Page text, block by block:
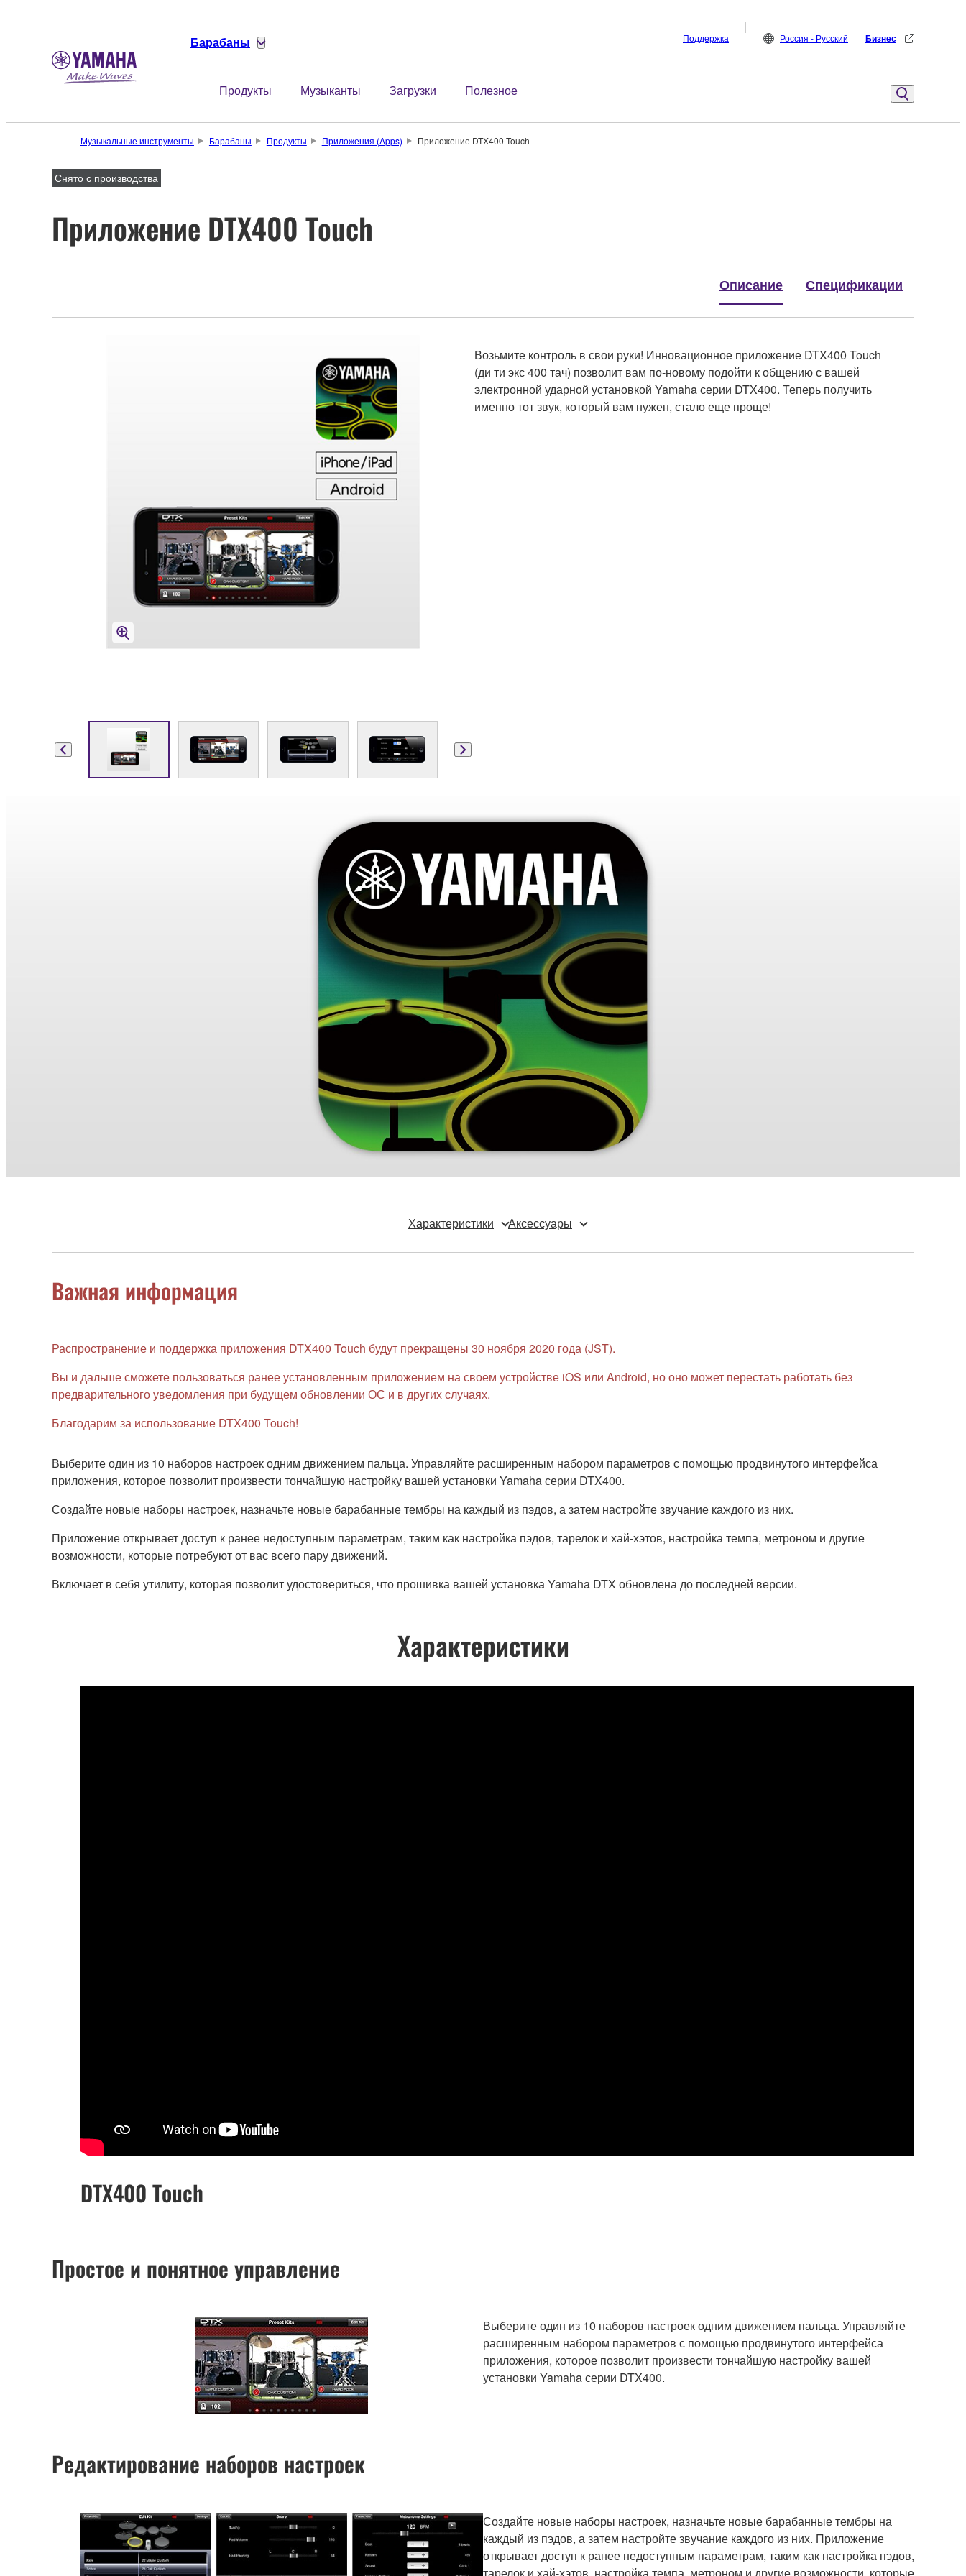
Барабаны
Продукты Музыканты Загрузки Полезное
Поддержка Россия - Русский Бизнес
Музыкальные инструменты Барабаны Продукты Приложения (Apps) Приложение DTX400 Touch
Снято с производства
Приложение DTX400 Touch
Описание Спецификации
Возьмите контроль в свои руки! Инновационное приложение DTX400 Touch
(ди ти экс 400 тач) позволит вам по-новому подойти к общению с вашей
электронной ударной установкой Yamaha серии DTX400. Теперь получить
именно тот звук, который вам нужен, стало еще проще!
Характеристики Аксессуары
Важная информация
Распространение и поддержка приложения DTX400 Touch будут прекращены 30 ноября 2020 года (JST).
Вы и дальше сможете пользоваться ранее установленным приложением на своем устройстве iOS или Android, но оно может перестать работать без
предварительного уведомления при будущем обновлении ОС и в других случаях.
Благодарим за использование DTX400 Touch!
Выберите один из 10 наборов настроек одним движением пальца. Управляйте расширенным набором параметров с помощью продвинутого интерфейса
приложения, которое позволит произвести тончайшую настройку вашей установки Yamaha серии DTX400.
Создайте новые наборы настроек, назначьте новые барабанные тембры на каждый из пэдов, а затем настройте звучание каждого из них.
Приложение открывает доступ к ранее недоступным параметрам, таким как настройка пэдов, тарелок и хай-хэтов, настройка темпа, метроном и другие
возможности, которые потребуют от вас всего пару движений.
Включает в себя утилиту, которая позволит удостовериться, что прошивка вашей установка Yamaha DTX обновлена до последней версии.
Характеристики
DTX400 Touch
Простое и понятное управление
Выберите один из 10 наборов настроек одним движением пальца. Управляйте
расширенным набором параметров с помощью продвинутого интерфейса
приложения, которое позволит произвести тончайшую настройку вашей
установки Yamaha серии DTX400.
Редактирование наборов настроек
Создайте новые наборы настроек, назначьте новые барабанные тембры на
каждый из пэдов, а затем настройте звучание каждого из них. Приложение
открывает доступ к ранее недоступным параметрам, таким как настройка пэдов,